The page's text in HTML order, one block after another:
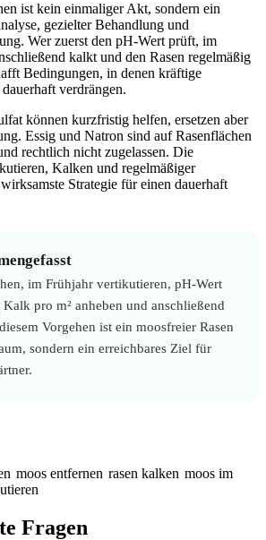
ist kein einmaliger Akt, sondern ein
gezielter Behandlung und
Wer zuerst den pH-Wert prüft, im
kalkt und den Rasen regelmäßig
Bedingungen, in denen kräftige
verdrängen.
können kurzfristig helfen, ersetzen aber
Essig und Natron sind auf Rasenflächen
rechtlich nicht zugelassen. Die
Kalken und regelmäßiger
Strategie für einen dauerhaft
im Frühjahr vertikutieren, pH-Wert
pro m² anheben und anschließend
Vorgehen ist ein moosfreier Rasen
sondern ein erreichbares Ziel für
moos entfernen rasen kalken moos im
Fragen